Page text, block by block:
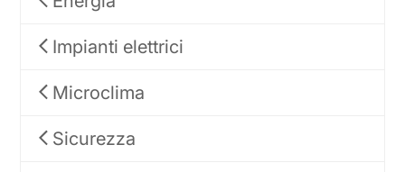
Impianti elettrici
Microclima
Sicurezza